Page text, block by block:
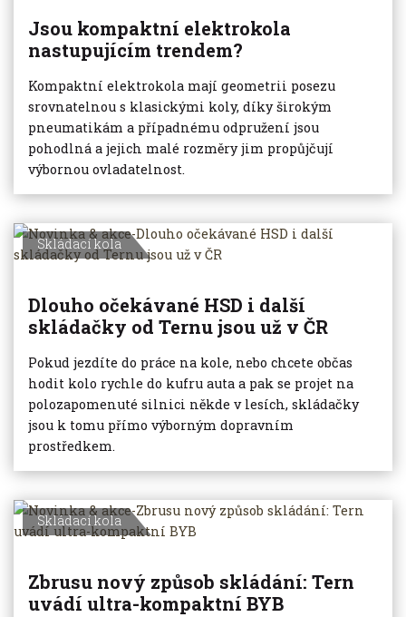
Jsou kompaktní elektrokola
nastupujícím trendem?
Kompaktní elektrokola mají geometrii posezu
srovnatelnou s klasickými koly, díky širokým
pneumatikám a případnému odpružení jsou
pohodlná a jejich malé rozměry jim propůjčují
výbornou ovladatelnost.
Skládací kola
Dlouho očekávané HSD i další
skládačky od Ternu jsou už v ČR
Pokud jezdíte do práce na kole, nebo chcete občas
hodit kolo rychle do kufru auta a pak se projet na
polozapomenuté silnici někde v lesích, skládačky
jsou k tomu přímo výborným dopravním
prostředkem.
Skládací kola
Zbrusu nový způsob skládání: Tern
uvádí ultra-kompaktní BYB